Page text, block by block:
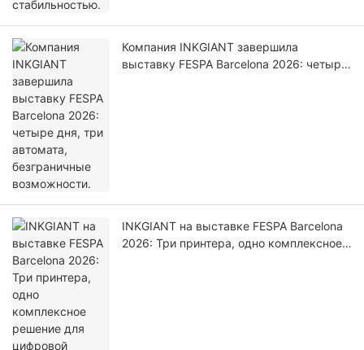
Компания INKGIANT завершила
выставку FESPA Barcelona 2026: четыре
INKGIANT на выставке FESPA Barcelona
2026: Три принтера, одно комплексное